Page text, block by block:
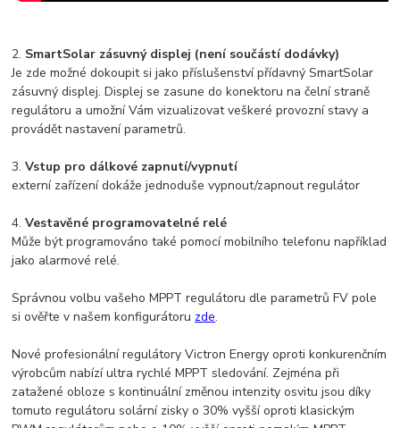
2. SmartSolar zásuvný displej (není součástí dodávky)
Je zde možné dokoupit si jako příslušenství přídavný SmartSolar
zásuvný displej. Displej se zasune do konektoru na čelní straně
regulátoru a umožní Vám vizualizovat veškeré provozní stavy a
provádět nastavení parametrů.
3.Vstup pro dálkové zapnutí/vypnutí
externí zařízení dokáže jednoduše vypnout/zapnout regulátor
4.Vestavěné programovatelné relé
Může být programováno také pomocí mobilního telefonu například
jako alarmové relé.
Správnou volbu vašeho MPPT regulátoru dle parametrů FV pole
si ověřte v našem konfigurátoru zde.
Nové profesionální regulátory Victron Energy oproti konkurenčním
výrobcům nabízí ultra rychlé MPPT sledování. Zejména při
zatažené obloze s kontinuální změnou intenzity osvitu jsou díky
tomuto regulátoru solární zisky o 30% vyšší oproti klasickým